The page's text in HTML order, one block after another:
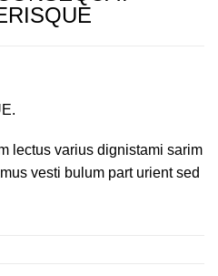
lectus varius dignistami sarim
vesti bulum part urient sed